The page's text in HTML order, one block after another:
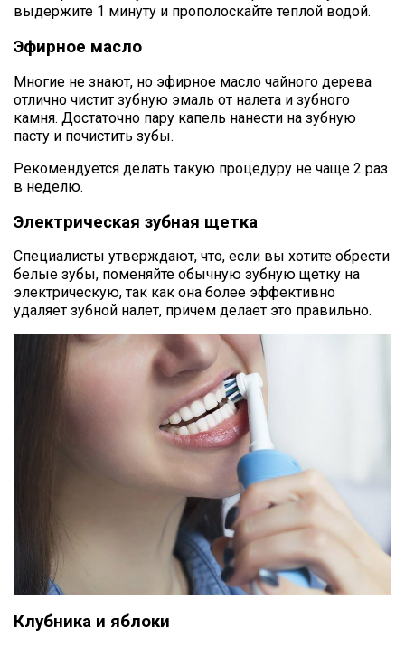
выдержите 1 минуту и прополоскайте теплой водой.
Эфирное масло
Многие не знают, но эфирное масло чайного дерева
отлично чистит зубную эмаль от налета и зубного
камня. Достаточно пару капель нанести на зубную
пасту и почистить зубы.
Рекомендуется делать такую процедуру не чаще 2 раз
в неделю.
Электрическая зубная щетка
Специалисты утверждают, что, если вы хотите обрести
белые зубы, поменяйте обычную зубную щетку на
электрическую, так как она более эффективно
удаляет зубной налет, причем делает это правильно.
Клубника и яблоки